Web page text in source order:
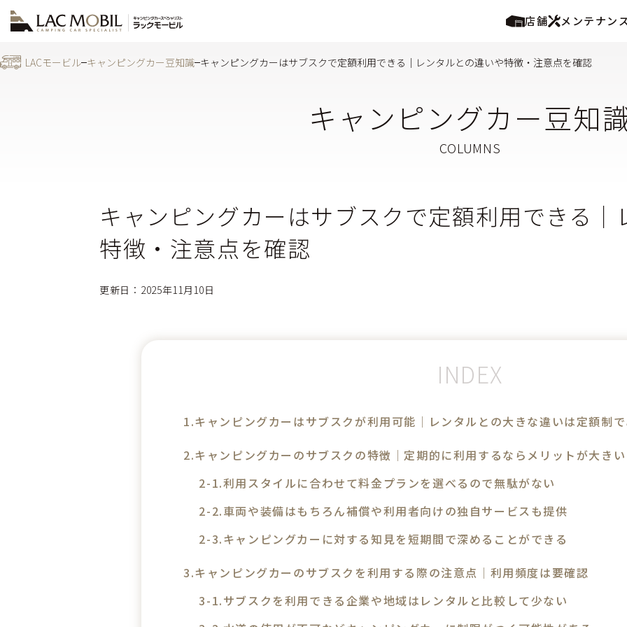
店舗 メンテナン
LACモービル キャンピングカー豆知識 キャンピングカーはサブスクで定額利用できる│レンタルとの違いや特徴・注意点を確認
キャンピングカー豆知
キャンピングカーはサブスクで定額利用できる│
特徴・注意点を確認
更新日：2025年11月10日
キャンピングカーはサブスクが利用可能│レンタルとの大きな違いは定額制
キャンピングカーのサブスクの特徴│定期的に利用するならメリットが大きい
利用スタイルに合わせて料金プランを選べるので無駄がない
車両や装備はもちろん補償や利用者向けの独自サービスも提供
キャンピングカーに対する知見を短期間で深めることができる
キャンピングカーのサブスクを利用する際の注意点│利用頻度は要確認
サブスクを利用できる企業や地域はレンタルと比較して少ない